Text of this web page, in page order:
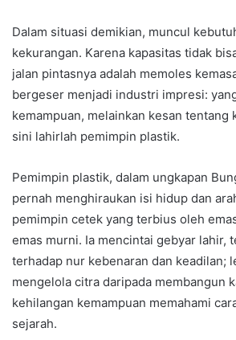
Dalam situasi demikian, muncul
kekurangan. Karena kapasitas tidak
jalan pintasnya adalah memoles
bergeser menjadi industri impresi:
kemampuan, melainkan kesan tentang
sini lahirlah pemimpin plastik.
Pemimpin plastik, dalam ungkapan
pernah menghiraukan isi hidup dan
pemimpin cetek yang terbius oleh
emas murni. Ia mencintai gebyar lahir,
terhadap nur kebenaran dan keadilan;
mengelola citra daripada membangun
kehilangan kemampuan memahami
sejarah.